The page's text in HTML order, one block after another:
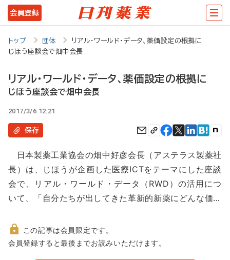
メ
イ
ツ
に
動
会員登録
トップ 団体
リアル・ワールド・データ、薬価設定の根拠に
じほう座談会で畑中会長
リアル・ワールド・データ、薬価設定の根拠に
じほう座談会で畑中会長
2017/3/6 12:21
保存
日本製薬工業協会の畑中好彦会長（アステラス製薬社
長）は、じほうが企画した医療ICTをテーマにした座談
会で、リアル・ワールド・データ（RWD）の活用につ
いて、「自分たちが出してきた革新的新薬にどんな価…
非
この記事は会員限定です。
会員登録すると最後までお読みいただけます。